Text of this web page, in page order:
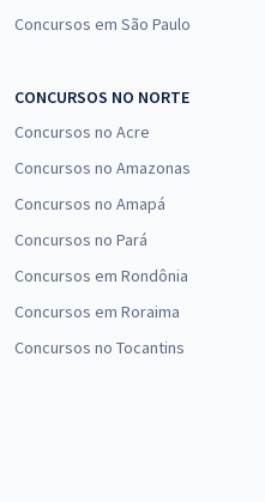
Concursos em São Paulo
CONCURSOS NO NORTE
Concursos no Acre
Concursos no Amazonas
Concursos no Amapá
Concursos no Pará
Concursos em Rondônia
Concursos em Roraima
Concursos no Tocantins